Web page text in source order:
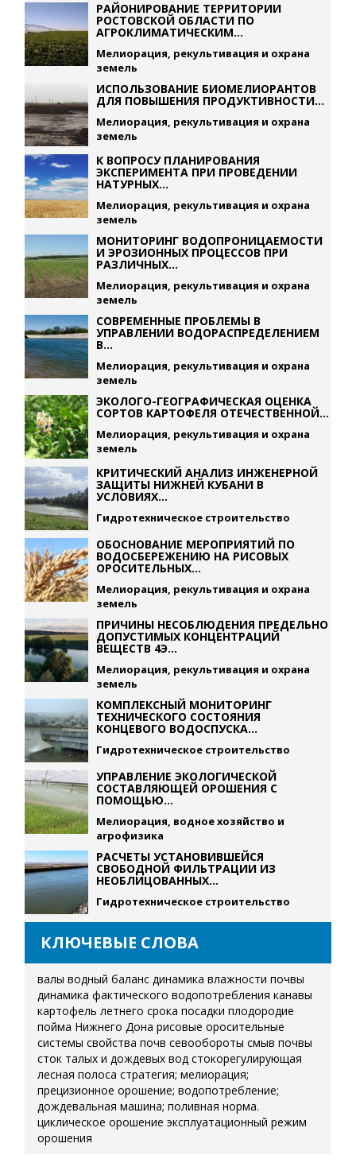
РАЙОНИРОВАНИЕ ТЕРРИТОРИИ
РОСТОВСКОЙ ОБЛАСТИ ПО
АГРОКЛИМАТИЧЕСКИМ...
Мелиорация, рекультивация и охрана
земель
ИСПОЛЬЗОВАНИЕ БИОМЕЛИОРАНТОВ
ДЛЯ ПОВЫШЕНИЯ ПРОДУКТИВНОСТИ...
Мелиорация, рекультивация и охрана
земель
К ВОПРОСУ ПЛАНИРОВАНИЯ
ЭКСПЕРИМЕНТА ПРИ ПРОВЕДЕНИИ
НАТУРНЫХ...
Мелиорация, рекультивация и охрана
земель
МОНИТОРИНГ ВОДОПРОНИЦАЕМОСТИ
И ЭРОЗИОННЫХ ПРОЦЕССОВ ПРИ
РАЗЛИЧНЫХ...
Мелиорация, рекультивация и охрана
земель
СОВРЕМЕННЫЕ ПРОБЛЕМЫ В
УПРАВЛЕНИИ ВОДОРАСПРЕДЕЛЕНИЕМ
В...
Мелиорация, рекультивация и охрана
земель
ЭКОЛОГО-ГЕОГРАФИЧЕСКАЯ ОЦЕНКА
СОРТОВ КАРТОФЕЛЯ ОТЕЧЕСТВЕННОЙ...
Мелиорация, рекультивация и охрана
земель
КРИТИЧЕСКИЙ АНАЛИЗ ИНЖЕНЕРНОЙ
ЗАЩИТЫ НИЖНЕЙ КУБАНИ В
УСЛОВИЯХ...
Гидротехническое строительство
ОБОСНОВАНИЕ МЕРОПРИЯТИЙ ПО
ВОДОСБЕРЕЖЕНИЮ НА РИСОВЫХ
ОРОСИТЕЛЬНЫХ...
Мелиорация, рекультивация и охрана
земель
ПРИЧИНЫ НЕСОБЛЮДЕНИЯ ПРЕДЕЛЬНО
ДОПУСТИМЫХ КОНЦЕНТРАЦИЙ
ВЕЩЕСТВ 4Э...
Мелиорация, рекультивация и охрана
земель
КОМПЛЕКСНЫЙ МОНИТОРИНГ
ТЕХНИЧЕСКОГО СОСТОЯНИЯ
КОНЦЕВОГО ВОДОСПУСКА...
Гидротехническое строительство
УПРАВЛЕНИЕ ЭКОЛОГИЧЕСКОЙ
СОСТАВЛЯЮЩЕЙ ОРОШЕНИЯ С
ПОМОЩЬЮ...
Мелиорация, водное хозяйство и
агрофизика
РАСЧЕТЫ УСТАНОВИВШЕЙСЯ
СВОБОДНОЙ ФИЛЬТРАЦИИ ИЗ
НЕОБЛИЦОВАННЫХ...
Гидротехническое строительство
КЛЮЧЕВЫЕ СЛОВА
валы водный баланс динамика влажности почвы
динамика фактического водопотребления канавы
картофель летнего срока посадки плодородие
пойма Нижнего Дона рисовые оросительные
системы свойства почв севообороты смыв почвы
сток талых и дождевых вод стокорегулирующая
лесная полоса стратегия; мелиорация;
прецизионное орошение; водопотребление;
дождевальная машина; поливная норма.
циклическое орошение эксплуатационный режим
орошения